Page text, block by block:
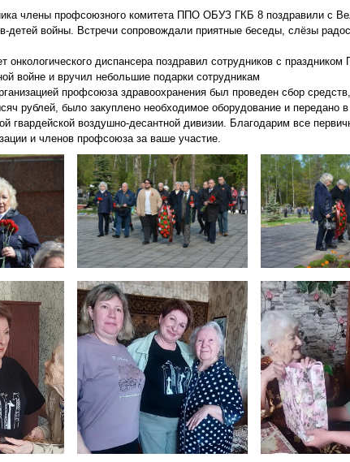
члены профсоюзного комитета ППО ОБУЗ ГКБ 8 поздравили с
детей войны. Встречи сопровождали приятные беседы, слёзы
онкологического диспансера поздравил сотрудников с праздником
войне и вручил небольшие подарки сотрудникам
профсоюза здравоохранения был проведен сбор
рублей, было закуплено необходимое оборудование и передано
гвардейской воздушно-десантной дивизии. Благодарим все
и членов профсоюза за ваше участие.